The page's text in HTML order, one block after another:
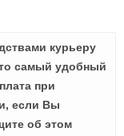
курьеру
самый удобный
при
если Вы
об этом